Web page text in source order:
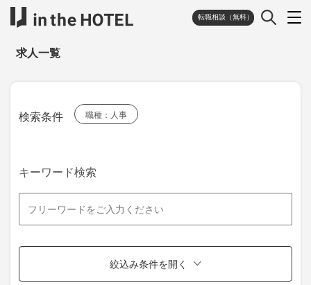
転職相談（無料）
求人一覧
検索条件 職種：人事
キーワード検索
絞込み条件を開く